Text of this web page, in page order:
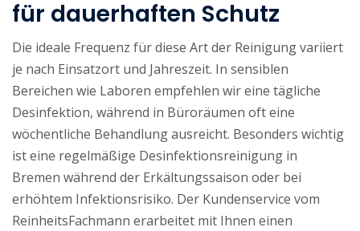
für dauerhaften Schutz
Die ideale Frequenz für diese Art der Reinigung variiert
je nach Einsatzort und Jahreszeit. In sensiblen
Bereichen wie Laboren empfehlen wir eine tägliche
Desinfektion, während in Büroräumen oft eine
wöchentliche Behandlung ausreicht. Besonders wichtig
ist eine regelmäßige Desinfektionsreinigung in
Bremen während der Erkältungssaison oder bei
erhöhtem Infektionsrisiko. Der Kundenservice vom
ReinheitsFachmann erarbeitet mit Ihnen einen